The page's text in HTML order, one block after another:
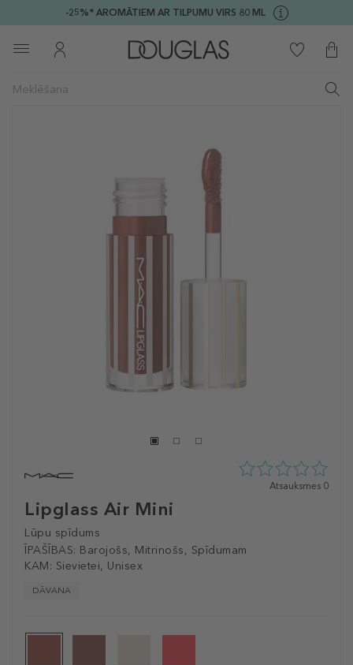
-25%* AROMĀTIEM AR TILPUMU VIRS 80 ML
Lipglass Air Mini
Lūpu spīdums
ĪPAŠĪBAS: Barojošs, Mitrinošs, Spīdumam
KAM: Sievietei, Unisex
DĀVANA
0
Atsauksmes 0